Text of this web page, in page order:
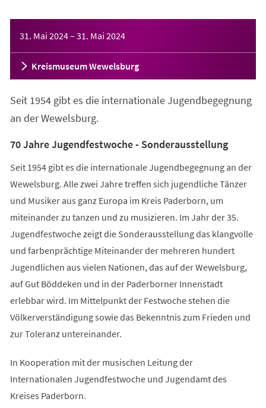
31. Mai 2024– 31. Mai 2024
Kreismuseum Wewelsburg
Seit 1954 gibt es die internationale Jugendbegegnung
an der Wewelsburg.
70 Jahre Jugendfestwoche - Sonderausstellung
Seit 1954 gibt es die internationale Jugendbegegnung an der
Wewelsburg. Alle zwei Jahre treffen sich jugendliche Tänzer
und Musiker aus ganz Europa im Kreis Paderborn, um
miteinander zu tanzen und zu musizieren. Im Jahr der 35.
Jugendfestwoche zeigt die Sonderausstellung das klangvolle
und farbenprächtige Miteinander der mehreren hundert
Jugendlichen aus vielen Nationen, das auf der Wewelsburg,
auf Gut Böddeken und in der Paderborner Innenstadt
erlebbar wird. Im Mittelpunkt der Festwoche stehen die
Völkerverständigung sowie das Bekenntnis zum Frieden und
zur Toleranz untereinander.
In Kooperation mit der musischen Leitung der
Internationalen Jugendfestwoche und Jugendamt des
Kreises Paderborn.